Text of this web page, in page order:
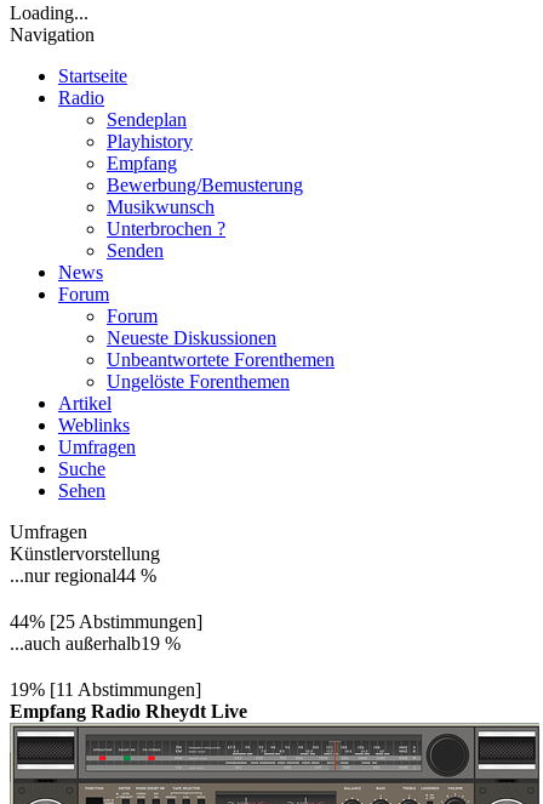
Loading...
Navigation
Startseite
Radio
Sendeplan
Playhistory
Empfang
Bewerbung/Bemusterung
Musikwunsch
Unterbrochen ?
Senden
News
Forum
Forum
Neueste Diskussionen
Unbeantwortete Forenthemen
Ungelöste Forenthemen
Artikel
Weblinks
Umfragen
Suche
Sehen
Umfragen
Künstlervorstellung
...nur regional44 %
44% [25 Abstimmungen]
...auch außerhalb19 %
19% [11 Abstimmungen]
Empfang Radio Rheydt Live